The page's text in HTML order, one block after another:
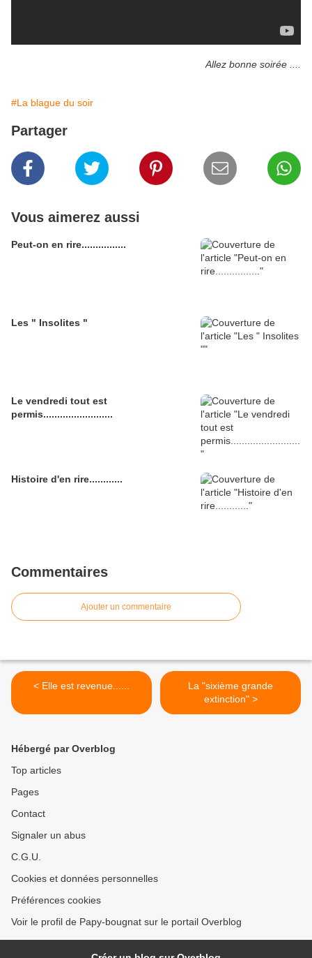
Allez bonne soirée ....
#La blague du soir
Partager
Vous aimerez aussi
Peut-on en rire................
Les " Insolites "
Le vendredi tout est
permis.........................
Histoire d'en rire............
Commentaires
Ajouter un commentaire
< Elle est revenue......
La "sixième grande
extinction" >
Hébergé par Overblog
Top articles
Pages
Contact
Signaler un abus
C.G.U.
Cookies et données personnelles
Préférences cookies
Voir le profil de Papy-bougnat sur le portail Overblog